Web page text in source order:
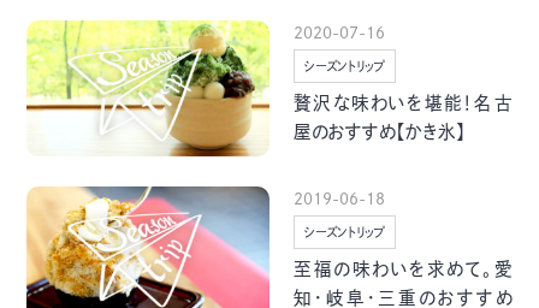
ノスタルジック
さんぽ
体験
本・まち 自転車・まち
2020-07-16
シーズントリップ
贅沢な味わいを堪能！名古
屋のおすすめ【かき氷】
2019-06-18
シーズントリップ
至福の味わいを求めて。愛
知・岐阜・三重のおすすめ